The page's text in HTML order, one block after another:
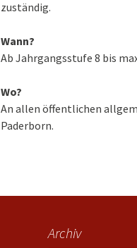
zuständig.
Wann?
Ab Jahrgangsstufe 8 bis
Wo?
An allen öffentlichen
Paderborn.
Archiv